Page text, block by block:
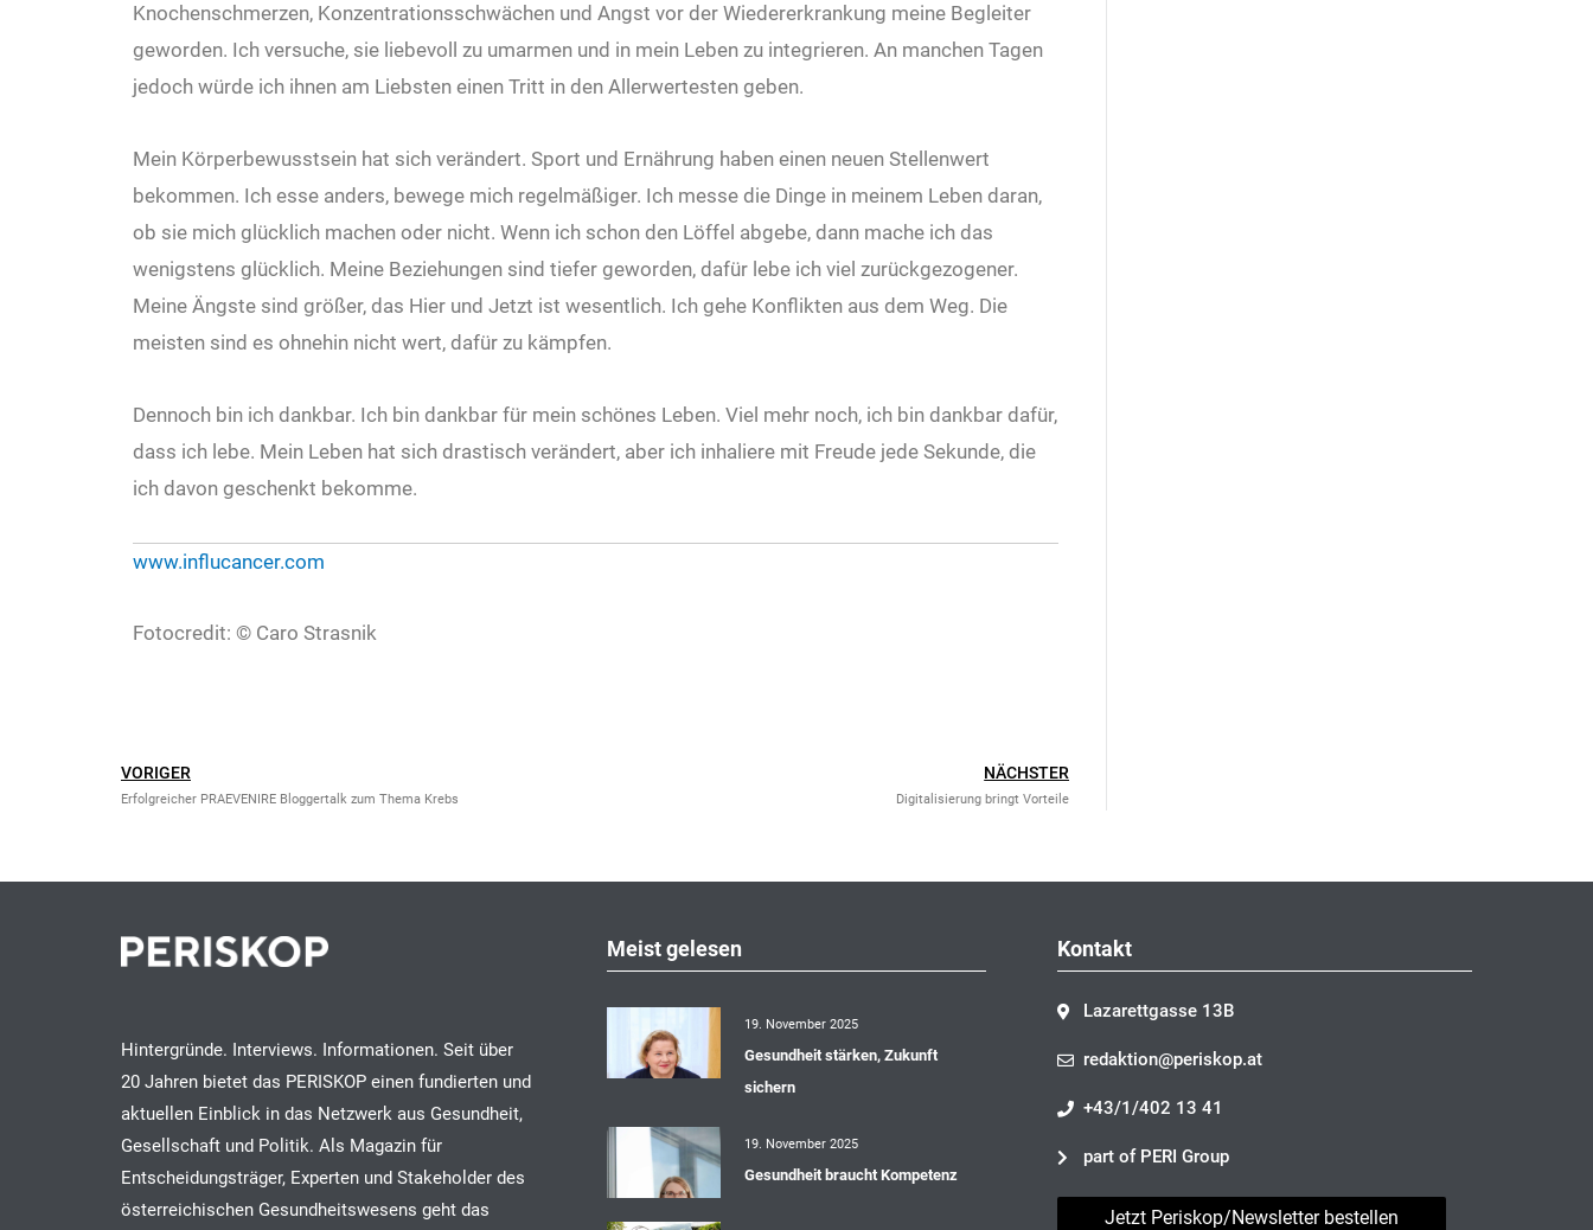
Knochenschmerzen, Konzentrationsschwächen und Angst vor der Wiedererkrankung meine Begleiter
geworden. Ich versuche, sie liebevoll zu umarmen und in mein Leben zu integrieren. An manchen Tagen
jedoch würde ich ihnen am Liebsten einen Tritt in den Allerwertesten geben.
Mein Körperbewusstsein hat sich verändert. Sport und Ernährung haben einen neuen Stellenwert
bekommen. Ich esse anders, bewege mich regelmäßiger. Ich messe die Dinge in meinem Leben daran,
ob sie mich glücklich machen oder nicht. Wenn ich schon den Löffel abgebe, dann mache ich das
wenigstens glücklich. Meine Beziehungen sind tiefer geworden, dafür lebe ich viel zurückgezogener.
Meine Ängste sind größer, das Hier und Jetzt ist wesentlich. Ich gehe Konflikten aus dem Weg. Die
meisten sind es ohnehin nicht wert, dafür zu kämpfen.
Dennoch bin ich dankbar. Ich bin dankbar für mein schönes Leben. Viel mehr noch, ich bin dankbar dafür,
dass ich lebe. Mein Leben hat sich drastisch verändert, aber ich inhaliere mit Freude jede Sekunde, die
ich davon geschenkt bekomme.
www.influcancer.com
Fotocredit: © Caro Strasnik
VORIGER
Erfolgreicher PRAEVENIRE Bloggertalk zum Thema Krebs
NÄCHSTER
Digitalisierung bringt Vorteile
Hintergründe. Interviews. Informationen. Seit über
20 Jahren bietet das PERISKOP einen fundierten und
aktuellen Einblick in das Netzwerk aus Gesundheit,
Gesellschaft und Politik. Als Magazin für
Entscheidungsträger, Experten und Stakeholder des
österreichischen Gesundheitswesens geht das
Meist gelesen
19. November 2025
Gesundheit stärken, Zukunft
sichern
19. November 2025
Gesundheit braucht Kompetenz
Kontakt
Lazarettgasse 13B
redaktion@periskop.at
+43/1/402 13 41
part of PERI Group
Jetzt Periskop/Newsletter bestellen